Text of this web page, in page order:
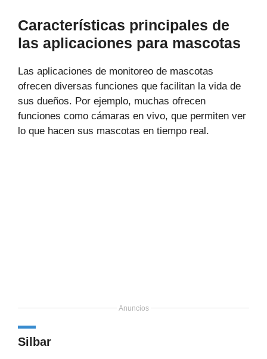
Características principales de
las aplicaciones para mascotas
Las aplicaciones de monitoreo de mascotas
ofrecen diversas funciones que facilitan la vida de
sus dueños. Por ejemplo, muchas ofrecen
funciones como cámaras en vivo, que permiten ver
lo que hacen sus mascotas en tiempo real.
Anuncios
Silbar